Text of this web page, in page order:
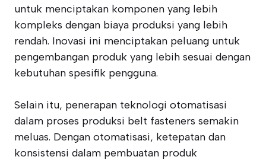
untuk menciptakan komponen yang lebih
kompleks dengan biaya produksi yang lebih
rendah. Inovasi ini menciptakan peluang untuk
pengembangan produk yang lebih sesuai dengan
kebutuhan spesifik pengguna.
Selain itu, penerapan teknologi otomatisasi
dalam proses produksi belt fasteners semakin
meluas. Dengan otomatisasi, ketepatan dan
konsistensi dalam pembuatan produk